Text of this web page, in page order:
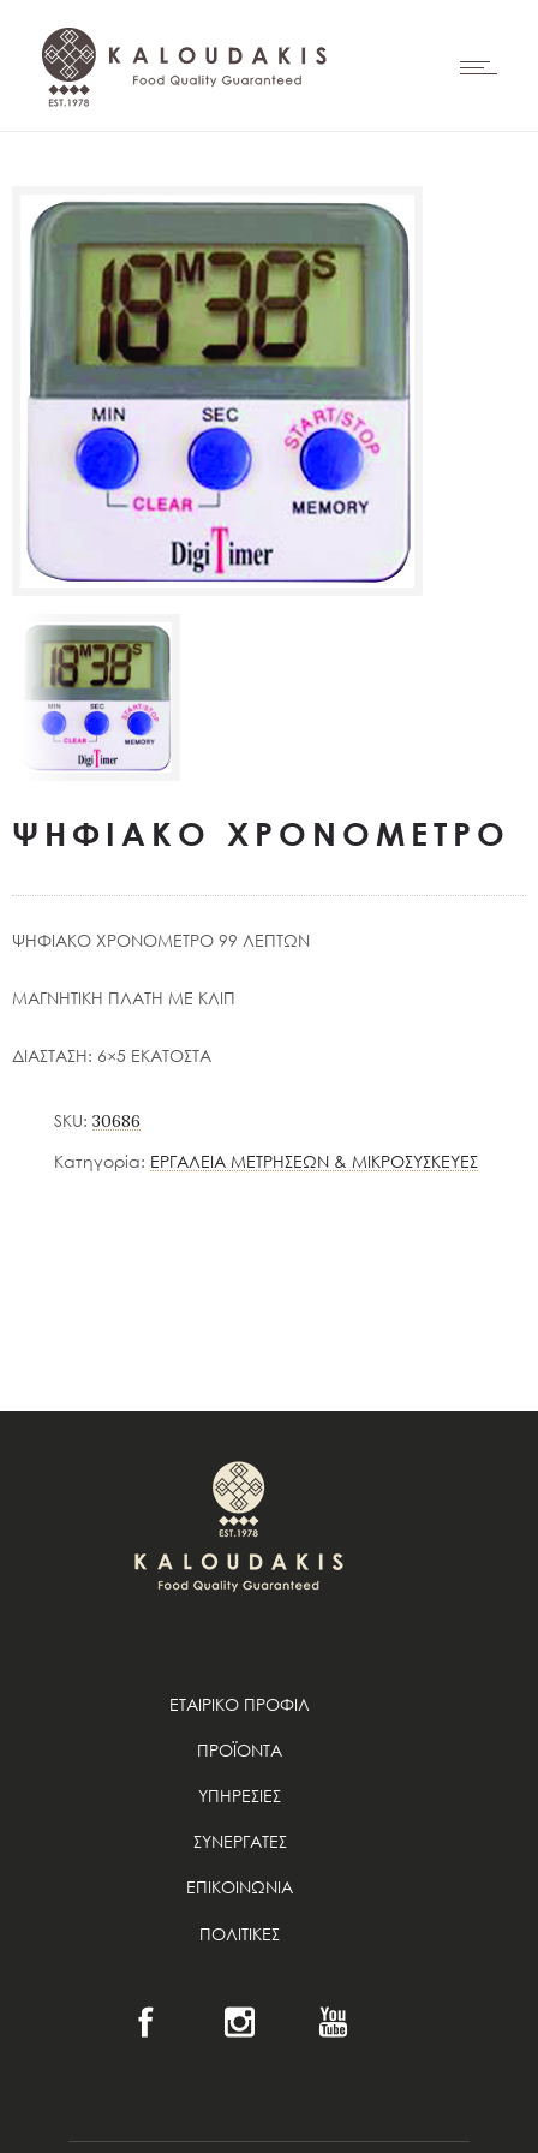
ΨΗΦΙΑΚΟ ΧΡΟΝΟΜΕΤΡΟ
ΨΗΦΙΑΚΟ ΧΡΟΝΟΜΕΤΡΟ 99 ΛΕΠΤΩΝ
ΜΑΓΝΗΤΙΚΗ ΠΛΑΤΗ ΜΕ ΚΛΙΠ
ΔΙΑΣΤΑΣΗ: 6×5 ΕΚΑΤΟΣΤΑ
SKU: 30686
Κατηγορία: ΕΡΓΑΛΕΙΑ ΜΕΤΡΗΣΕΩΝ & ΜΙΚΡΟΣΥΣΚΕΥΕΣ
ΕΤΑΙΡΙΚΟ ΠΡΟΦΙΛ
ΠΡΟΪΟΝΤΑ
ΥΠΗΡΕΣΙΕΣ
ΣΥΝΕΡΓΑΤΕΣ
ΕΠΙΚΟΙΝΩΝΙΑ
ΠΟΛΙΤΙΚΕΣ